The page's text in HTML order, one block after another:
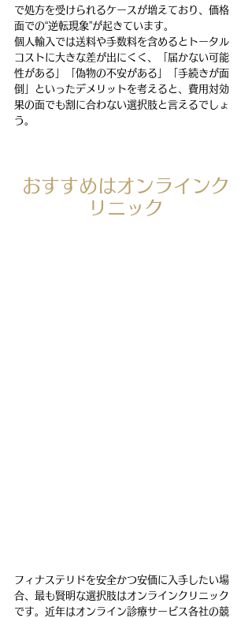
で処方を受けられるケースが増えており、価格
面での“逆転現象”が起きています。
個人輸入では送料や手数料を含めるとトータル
コストに大きな差が出にくく、「届かない可能
性がある」「偽物の不安がある」「手続きが面
倒」といったデメリットを考えると、費用対効
果の面でも割に合わない選択肢と言えるでしょ
う。
おすすめはオンラインク
リニック
フィナステリドを安全かつ安価に入手したい場
合、最も賢明な選択肢はオンラインクリニック
です。近年はオンライン診療サービス各社の競